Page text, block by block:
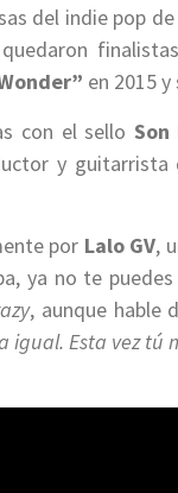
del indie pop
en 2015 y
con el sello Son
y
por Lalo GV,
ya no te
, aunque hable
igual. Esta vez